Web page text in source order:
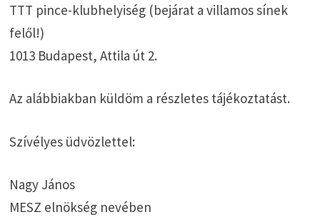
TTT pince-klubhelyiség (bejárat a villamos sínek
felől!)
1013 Budapest, Attila út 2.
Az alábbiakban küldöm a részletes tájékoztatást.
Szívélyes üdvözlettel:
Nagy János
MESZ elnökség nevében